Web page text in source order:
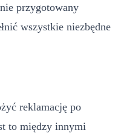
przygotowany
wszystkie niezbędne
reklamację po
to między innymi